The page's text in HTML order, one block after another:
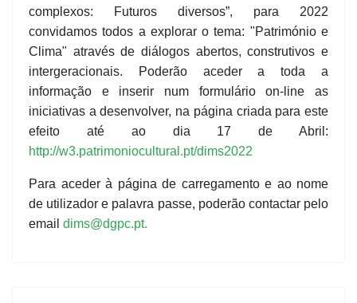
complexos: Futuros diversos”, para 2022
convidamos todos a explorar o tema: "Património e
Clima" através de diálogos abertos, construtivos e
intergeracionais. Poderão aceder a toda a
informação e inserir num formulário on-line as
iniciativas a desenvolver, na página criada para este
efeito até ao dia 17 de Abril:
http://w3.patrimoniocultural.pt/dims2022
Para aceder à página de carregamento e ao nome
de utilizador e palavra passe, poderão contactar pelo
email dims@dgpc.pt.